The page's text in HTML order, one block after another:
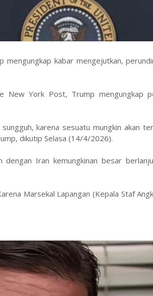
mengungkap kabar mengejutkan,
New York Post, Trump mengungkap
karena sesuatu mungkin akan
dikutip Selasa (14/4/2026).
dengan Iran kemungkinan besar
Marsekal Lapangan (Kepala Staf